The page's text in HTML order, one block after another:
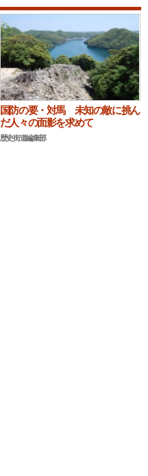
国防の要・対馬 未知の敵に挑ん
だ人々の面影を求めて
歴史街道編集部